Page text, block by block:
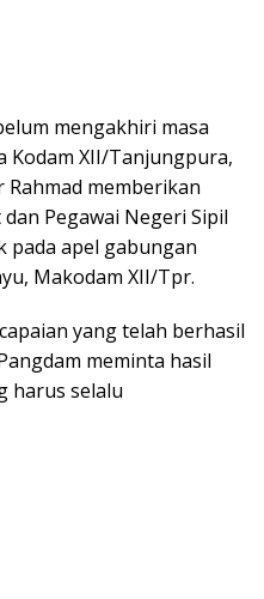
mengakhiri masa
Kodam XII/Tanjungpura,
memberikan
Pegawai Negeri Sipil
pada apel gabungan
Makodam XII/Tpr.
yang telah berhasil
meminta hasil
harus selalu